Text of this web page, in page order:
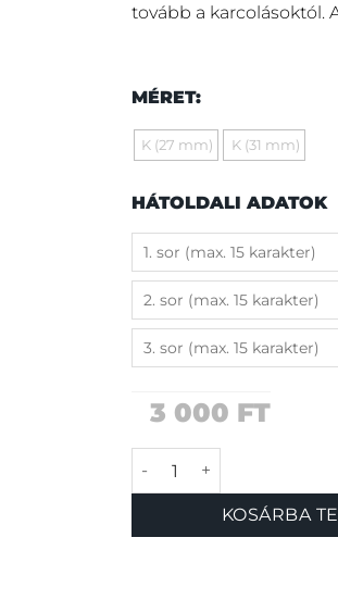
tovább a karcolásoktól.
MÉRET:
K (27 mm) K (31 mm)
HÁTOLDALI ADATOK
3 000 FT
KOSÁRBA